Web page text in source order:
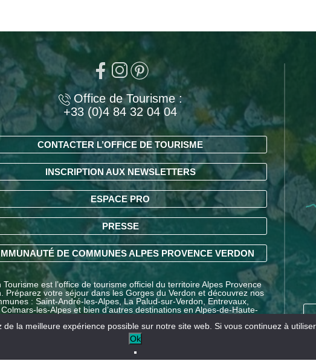
Office de Tourisme :
+33 (0)4 84 32 04 04
CONTACTER L’OFFICE DE TOURISME
INSCRIPTION AUX NEWSLETTERS
ESPACE PRO
PRESSE
DE COMMUNES ALPES PROVENCE VERDON
Tourisme est l’office de tourisme officiel du territoire Alpes Provence
Préparez votre séjour dans les Gorges du Verdon et découvrez nos
: Saint-André-les-Alpes, La Palud-sur-Verdon, Entrevaux,
les-Alpes et bien d’autres destinations en Alpes-de-Haute-
la meilleure expérience possible sur notre site web. Si vous continuez à
Ok